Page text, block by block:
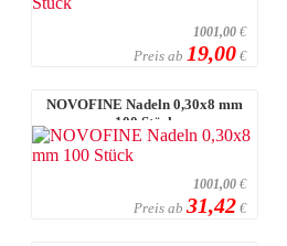
1001,00 €
Preis ab 19,00 €
NOVOFINE Nadeln 0,30x8 mm
100 Stück
1001,00 €
Preis ab 31,42 €